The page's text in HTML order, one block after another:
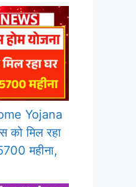
Yojana
को मिल रहा
महीना,